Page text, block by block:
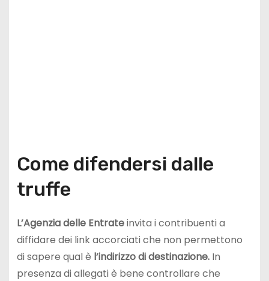
Come difendersi dalle
truffe
L’Agenzia delle Entrateinvita i contribuenti a
diffidare dei link accorciati che non permettono
di sapere qual è l’indirizzo di destinazione.In
presenza di allegati è bene controllare che